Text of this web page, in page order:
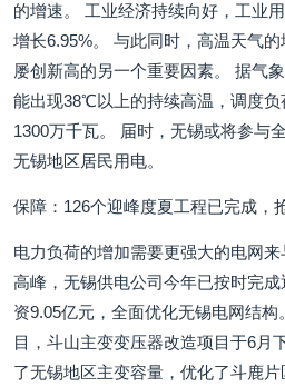
的增速。 工业经济持续向好，工业
增长6.95%。 与此同时，高温天气
屡创新高的另一个重要因素。 据气
能出现38℃以上的持续高温，调度
1300万千瓦。 届时，无锡或将参与
无锡地区居民用电。
保障：126个迎峰度夏工程已完成，
电力负荷的增加需要更强大的电网
高峰，无锡供电公司今年已按时完
资9.05亿元，全面优化无锡电网结
目，斗山主变变压器改造项目于6月
了无锡地区主变容量，优化了斗鹿